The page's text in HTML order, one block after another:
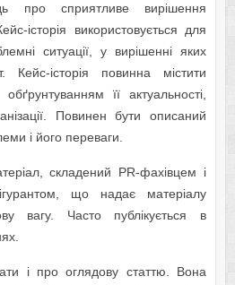
про сприятливе вирішення
історія використовується для
ситуації, у вирішенні яких
Кейс-історія повинна містити
її актуальності,
Повинен бути описаний
і його переваги.
складений PR-фахівцем і
що надає матеріалу
вагу. Часто публікується в
і про оглядову статтю. Вона